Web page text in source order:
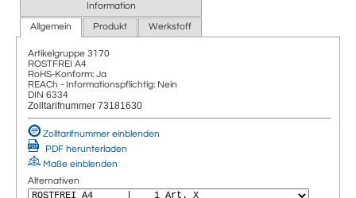
Information
Allgemein
Produkt Werkstoff
Artikelgruppe 3170
ROSTFREI A4
RoHS-Konform: Ja
REACh - Informationspflichtig: Nein
DIN 6334
Zolltarifnummer 73181630
Zolltarifnummer einblenden
PDF herunterladen
Maße einblenden
Alternativen